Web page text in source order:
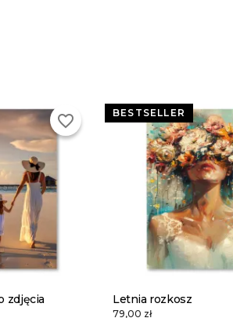
zdjęcia
favorite_border
Letnia rozkosz
79,00 zł
BESTSELLER